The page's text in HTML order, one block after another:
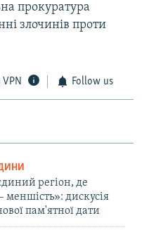
прокуратура
злочинів проти
Follow us
регіон, де
меншість»: дискусія
пам'ятної дати